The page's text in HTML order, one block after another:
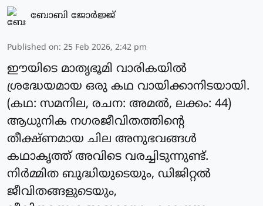
ബോബി ജോര്‍ജ്ജ്‌
Published on: 25 Feb 2026, 2:42 pm
ഈയിടെ മാതൃഭൂമി വാരികയിൽ
ശ്രദ്ധേയമായ ഒരു കഥ വായിക്കാനിടയായി.
(കഥ: സമനില, രചന: അമൽ, ലക്കം: 44)
ആധുനിക നഗരജീവിതത്തിന്റെ
തീക്ഷ്ണമായ ചില അനുഭവങ്ങൾ
കഥാകൃത്ത് അവിടെ വരച്ചിടുന്നുണ്ട്.
നിർമ്മിത ബുദ്ധിയുടെയും, ഡിജിറ്റൽ
ജീവിതങ്ങളുടെയും,